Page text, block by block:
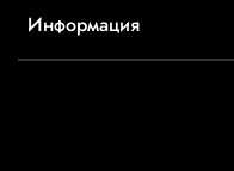
Информация